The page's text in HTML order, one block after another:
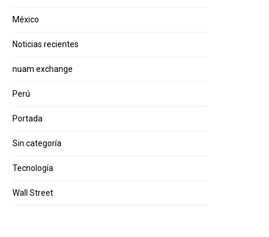
México
Noticias recientes
nuam exchange
Perú
Portada
Sin categoría
Tecnología
Wall Street